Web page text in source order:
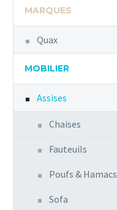
MARQUES
Quax
MOBILIER
Assises
Chaises
Fauteuils
Poufs & Hamacs
Sofa